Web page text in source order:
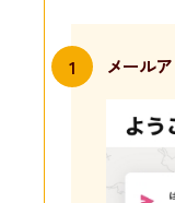
1 メール